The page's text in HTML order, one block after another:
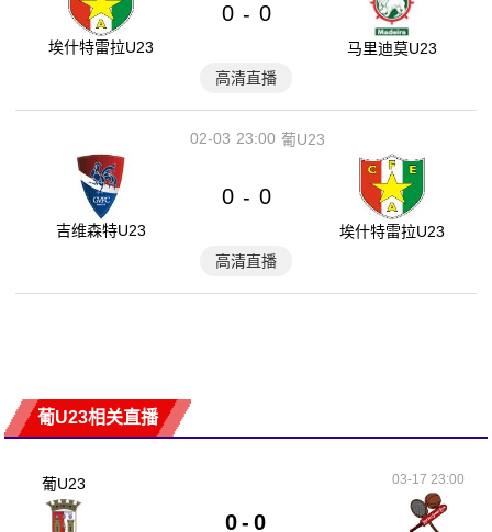
埃什特雷拉U23
0 - 0
马里迪莫U23
高清直播
23:00
02-03 葡U23
吉维森特U23
0 - 0
埃什特雷拉U23
高清直播
葡U23相关直播
葡U23
0 - 0
03-17 23:00